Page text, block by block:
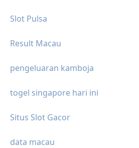
Slot Pulsa
Result Macau
pengeluaran kamboja
togel singapore hari ini
Situs Slot Gacor
data macau